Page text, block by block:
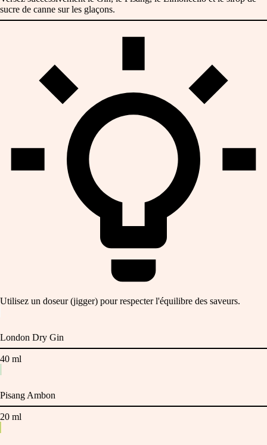
sucre de canne sur les glaçons.
Utilisez un doseur (jigger) pour respecter l'équilibre des saveurs.
London Dry Gin
40 ml
Pisang Ambon
20 ml